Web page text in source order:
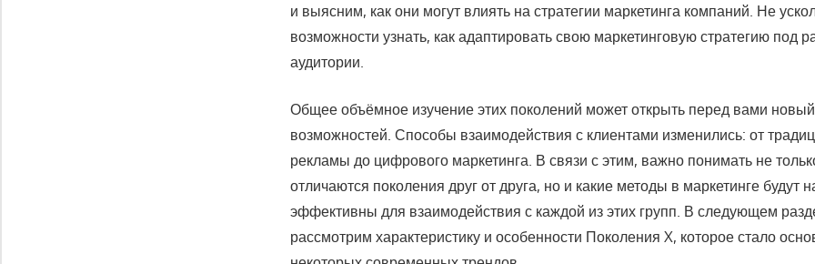
и выясним, как они могут влиять на стратегии маркетинга компаний. Не
возможности узнать, как адаптировать свою маркетинговую стратегию под
аудитории.
Общее объёмное изучение этих поколений может открыть перед вами
возможностей. Способы взаимодействия с клиентами изменились: от
рекламы до цифрового маркетинга. В связи с этим, важно понимать не
отличаются поколения друг от друга, но и какие методы в маркетинге будут
эффективны для взаимодействия с каждой из этих групп. В следующем
рассмотрим характеристику и особенности Поколения X, которое стало